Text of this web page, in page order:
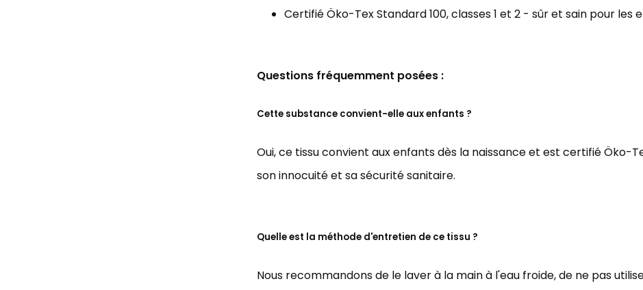
Certifié Öko-Tex Standard 100, classes 1 et 2 - sûr et sain pour les
Questions fréquemment posées :
Cette substance convient-elle aux enfants ?
Oui, ce tissu convient aux enfants dès la naissance et est certifié Öko-
son innocuité et sa sécurité sanitaire.
Quelle est la méthode d'entretien de ce tissu ?
Nous recommandons de le laver à la main à l'eau froide, de ne pas